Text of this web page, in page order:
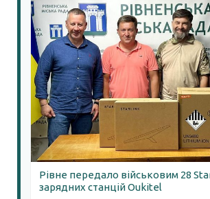
Рівне передало військовим 28
зарядних станцій Oukitel